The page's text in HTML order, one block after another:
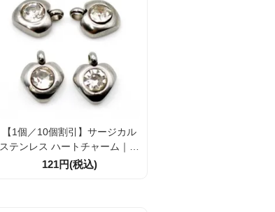
【1個／10個割引】サージカル
ステンレス ハートチャーム｜ク
リアラインストーン付き｜金属
121円(税込)